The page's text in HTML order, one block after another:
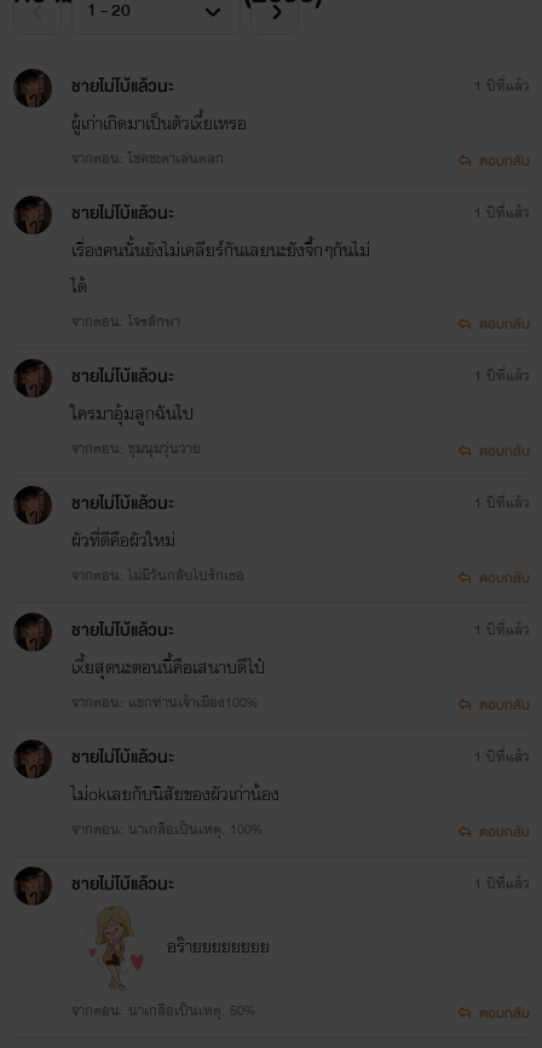
ชายไม่โบ้แล้วนะ
ผู้เก่าเกิดมาเป็นตัวเxี้ยเหรอ
จากตอน: โชคชะตาเล่นตลก
1 ปีที่แล้ว
ตอบกลับ
ชายไม่โบ้แล้วนะ
เรื่องคนนั้นยังไม่เคลียร์กันเลยนะยังจึ้กๆกันไม่
ได้
จากตอน: โจรลักพา
1 ปีที่แล้ว
ตอบกลับ
ชายไม่โบ้แล้วนะ
ใครมาอุ้มลูกฉันไป
จากตอน: ชุมนุมวุ่นวาย
1 ปีที่แล้ว
ตอบกลับ
ชายไม่โบ้แล้วนะ
ผัวที่ดีคือผัวใหม่
จากตอน: ไม่มีวันกลับไปรักเธอ
1 ปีที่แล้ว
ตอบกลับ
ชายไม่โบ้แล้วนะ
เxี้ยสุดนะตอนนี้คือเสนาบดีไป๋
จากตอน: แขกท่านเจ้าเมือง100%
1 ปีที่แล้ว
ตอบกลับ
ชายไม่โบ้แล้วนะ
ไม่okเลยกับนิสัยของผัวเก่าน้อง
จากตอน: นาเกลือเป็นเหตุ. 100%
1 ปีที่แล้ว
ตอบกลับ
ชายไม่โบ้แล้วนะ
อร๊ายยยยยยยย
จากตอน: นาเกลือเป็นเหตุ. 50%
1 ปีที่แล้ว
ตอบกลับ